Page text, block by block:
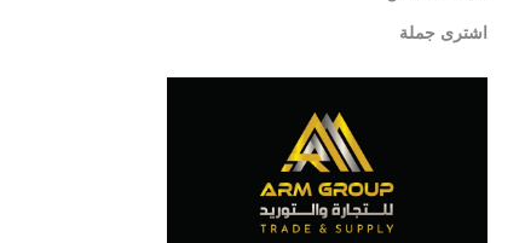
اشترى جملة